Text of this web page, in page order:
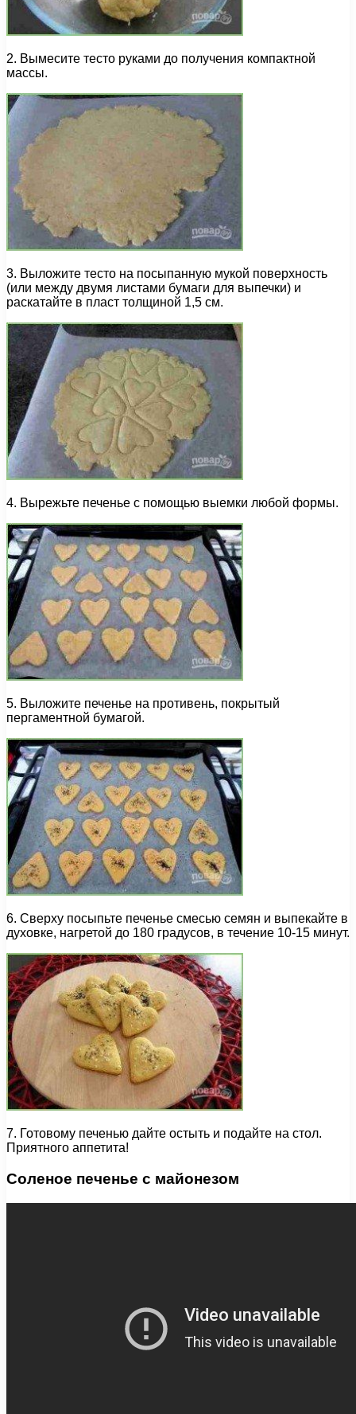
2. Вымесите тесто руками до получения компактной
массы.
3. Выложите тесто на посыпанную мукой поверхность
(или между двумя листами бумаги для выпечки) и
раскатайте в пласт толщиной 1,5 см.
4. Вырежьте печенье с помощью выемки любой формы.
5. Выложите печенье на противень, покрытый
пергаментной бумагой.
6. Сверху посыпьте печенье смесью семян и выпекайте в
духовке, нагретой до 180 градусов, в течение 10-15 минут.
7. Готовому печенью дайте остыть и подайте на стол.
Приятного аппетита!
Соленое печенье с майонезом